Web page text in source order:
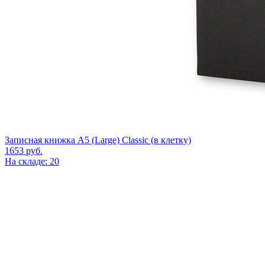
Записная книжка А5 (Large) Classic (в клетку)
1653 руб.
На складе: 20